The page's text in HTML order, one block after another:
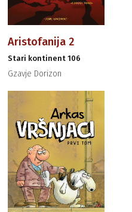
Aristofanija 2
Stari kontinent 106
Gzavje Dorizon